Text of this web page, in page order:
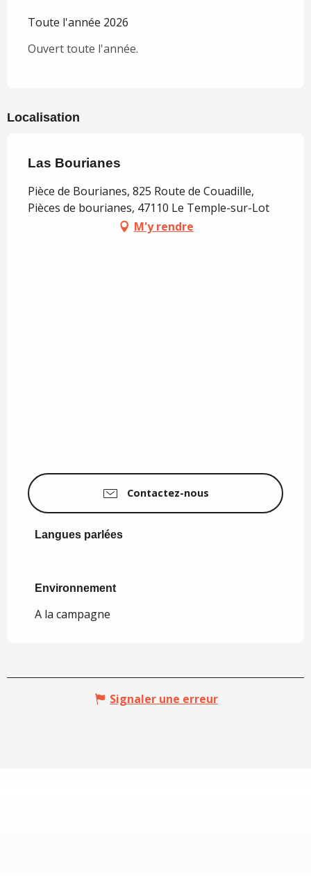
Toute l'année 2026
Ouvert toute l'année.
Localisation
Las Bourianes
Pièce de Bourianes, 825 Route de Couadille,
Pièces de bourianes, 47110 Le Temple-sur-Lot
M'y rendre
Contactez-nous
Langues parlées
Langues parlées
Environnement
Environnement
A la campagne
Signaler une erreur